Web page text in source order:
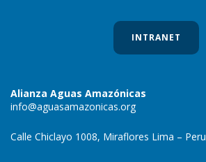
INTRANET
Alianza Aguas Amazónicas
info@aguasamazonicas.org
Calle Chiclayo 1008, Miraflores Lima – Peru